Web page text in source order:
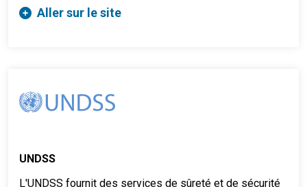
Aller sur le site
UNDSS
L'UNDSS fournit des services de sûreté et de sécurité